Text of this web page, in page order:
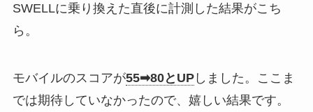
SWELLに乗り換えた直後に計測した結果がこち
ら。
モバイルのスコアが55➡80とUPしました。ここま
では期待していなかったので、嬉しい結果です。